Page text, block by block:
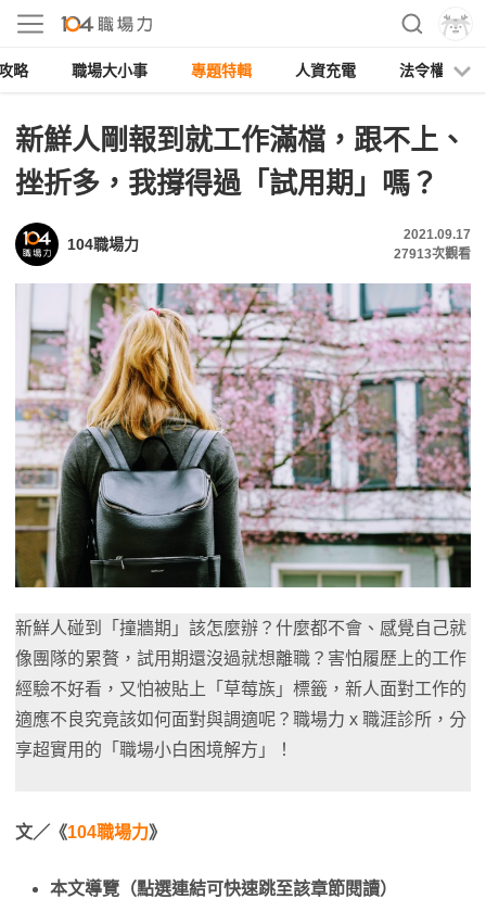
略 職場大小事 專題特輯 人資充電 法令權益
新鮮人剛報到就工作滿檔，跟不上、
挫折多，我撐得過「試用期」嗎？
104職場力
2021.09.17
27913次觀看
新鮮人碰到「撞牆期」該怎麼辦？什麼都不會、感覺自己就
像團隊的累贅，試用期還沒過就想離職？害怕履歷上的工作
經驗不好看，又怕被貼上「草莓族」標籤，新人面對工作的
適應不良究竟該如何面對與調適呢？職場力 x 職涯診所，分
享超實用的「職場小白困境解方」！
文／《104職場力》
本文導覽（點選連結可快速跳至該章節閱讀）